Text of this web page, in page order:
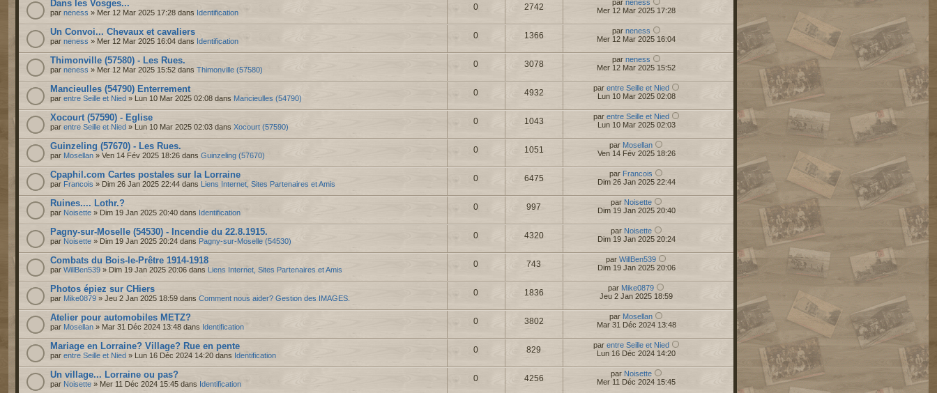
Dans les Vosges...
par neness » Mer 12 Mar 2025 17:28 dans Identification
0 2742 par neness
Mer 12 Mar 2025 17:28
Un Convoi... Chevaux et cavaliers
par neness » Mer 12 Mar 2025 16:04 dans Identification
0 1366 par neness
Mer 12 Mar 2025 16:04
Thimonville (57580) - Les Rues.
par neness » Mer 12 Mar 2025 15:52 dans Thimonville (57580)
0 3078 par neness
Mer 12 Mar 2025 15:52
Mancieulles (54790) Enterrement
par entre Seille et Nied » Lun 10 Mar 2025 02:08 dans Mancieulles (54790)
0 4932 par entre Seille et Nied
Lun 10 Mar 2025 02:08
Xocourt (57590) - Eglise
par entre Seille et Nied » Lun 10 Mar 2025 02:03 dans Xocourt (57590)
0 1043 par entre Seille et Nied
Lun 10 Mar 2025 02:03
Guinzeling (57670) - Les Rues.
par Mosellan » Ven 14 Fév 2025 18:26 dans Guinzeling (57670)
0 1051 par Mosellan
Ven 14 Fév 2025 18:26
Cpaphil.com Cartes postales sur la Lorraine
par Francois » Dim 26 Jan 2025 22:44 dans Liens Internet, Sites Partenaires et Amis
0 6475 par Francois
Dim 26 Jan 2025 22:44
Ruines.... Lothr.?
par Noisette » Dim 19 Jan 2025 20:40 dans Identification
0 997 par Noisette
Dim 19 Jan 2025 20:40
Pagny-sur-Moselle (54530) - Incendie du 22.8.1915.
par Noisette » Dim 19 Jan 2025 20:24 dans Pagny-sur-Moselle (54530)
0 4320 par Noisette
Dim 19 Jan 2025 20:24
Combats du Bois-le-Prêtre 1914-1918
par WillBen539 » Dim 19 Jan 2025 20:06 dans Liens Internet, Sites Partenaires et Amis
0 743 parWillBen539
Dim 19 Jan 2025 20:06
Photos épiez sur CHiers
par Mike0879 » Jeu 2 Jan 2025 18:59 dans Comment nous aider? Gestion des IMAGES.
0 1836 par Mike0879
Jeu 2 Jan 2025 18:59
Atelier pour automobiles METZ?
par Mosellan » Mar 31 Déc 2024 13:48 dans Identification
0 3802 par Mosellan
Mar 31 Déc 2024 13:48
Mariage en Lorraine? Village? Rue en pente
par entre Seille et Nied » Lun 16 Déc 2024 14:20 dans Identification
0 829 par entre Seille et Nied
Lun 16 Déc 2024 14:20
Un village... Lorraine ou pas?
par Noisette » Mer 11 Déc 2024 15:45 dans Identification
0 4256 par Noisette
Mer 11 Déc 2024 15:45